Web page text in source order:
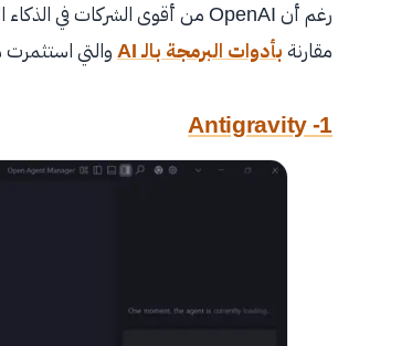
مقارنةبأدوات البرمجة بالـ AI والتي
1- Antigravity